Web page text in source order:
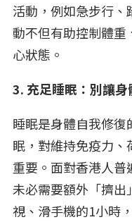
活動，例如急步行
動不但有助控制體
心狀態。
3. 充足睡眠：別讓身
睡眠是身體自我修
眠，對維持免疫力
重要。面對香港人普
未必需要額外「擠出
視、滑手機的1小時